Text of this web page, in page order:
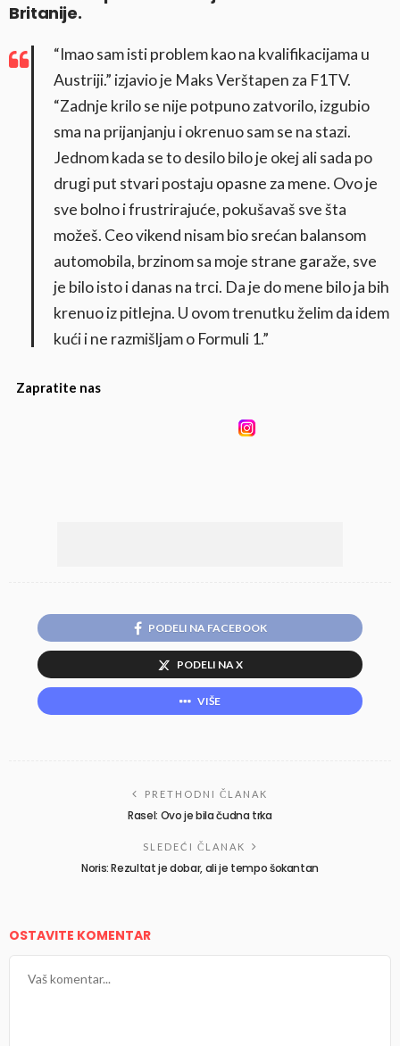
Britanije.
“Imao sam isti problem kao na kvalifikacijama u
Austriji.” izjavio je Maks Verštapen za F1TV.
“Zadnje krilo se nije potpuno zatvorilo, izgubio
sma na prijanjanju i okrenuo sam se na stazi.
Jednom kada se to desilo bilo je okej ali sada po
drugi put stvari postaju opasne za mene. Ovo je
sve bolno i frustrirajuće, pokušavaš sve šta
možeš. Ceo vikend nisam bio srećan balansom
automobila, brzinom sa moje strane garaže, sve
je bilo isto i danas na trci. Da je do mene bilo ja bih
krenuo iz pitlejna. U ovom trenutku želim da idem
kući i ne razmišljam o Formuli 1.”
Zapratite nas
PODELI NA FACEBOOK
PODELI NA X
VIŠE
PRETHODNI ČLANAK
Rasel: Ovo je bila čudna trka
SLEDEĆI ČLANAK
Noris: Rezultat je dobar, ali je tempo šokantan
OSTAVITE KOMENTAR